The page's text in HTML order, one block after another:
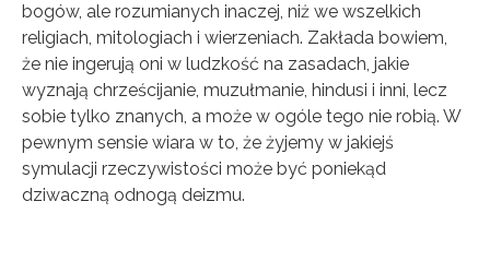
bogów, ale rozumianych inaczej, niż we wszelkich
religiach, mitologiach i wierzeniach. Zakłada bowiem,
że nie ingerują oni w ludzkość na zasadach, jakie
wyznają chrześcijanie, muzułmanie, hindusi i inni, lecz
sobie tylko znanych, a może w ogóle tego nie robią. W
pewnym sensie wiara w to, że żyjemy w jakiejś
symulacji rzeczywistości może być poniekąd
dziwaczną odnogą deizmu.